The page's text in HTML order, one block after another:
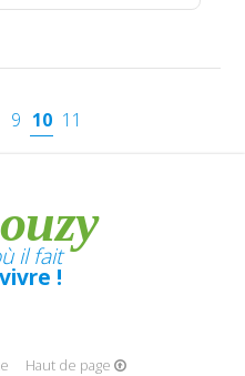
9 10 11
il fait
!
Haut de page